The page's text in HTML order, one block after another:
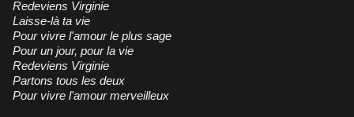
Redeviens Virginie
Laisse-là ta vie
Pour vivre l'amour le plus sage
Pour un jour, pour la vie
Redeviens Virginie
Partons tous les deux
Pour vivre l'amour merveilleux